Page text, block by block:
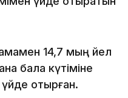
14,7 мың әйел
бала күтіміне
отырған.